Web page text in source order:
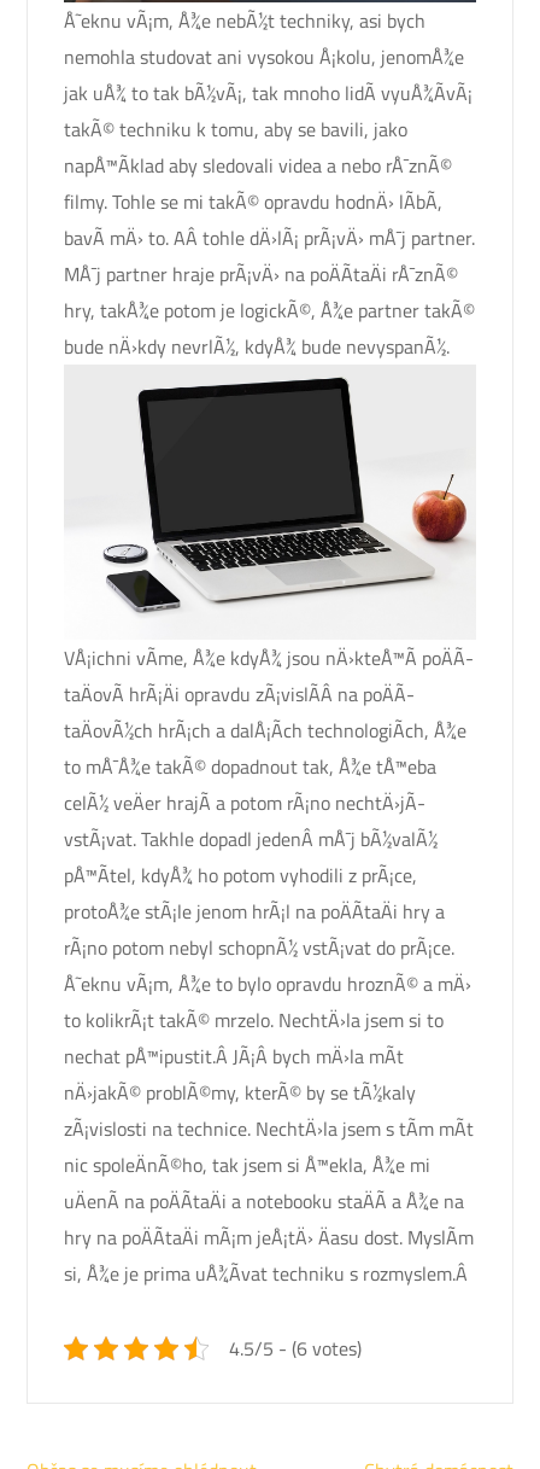
Å˜eknu vÃ¡m, Å¾e nebÃ½t techniky, asi bych
nemohla studovat ani vysokou Å¡kolu, jenomÅ¾e
jak uÅ¾ to tak bÃ½vÃ¡, tak mnoho lidÃ­ vyuÅ¾Ã­vÃ¡
takÃ© techniku k tomu, aby se bavili, jako
napÅ™Ã­klad aby sledovali videa a nebo rÅ¯znÃ©
filmy. Tohle se mi takÃ© opravdu hodnÄ› lÃ­bÃ­,
bavÃ­ mÄ› to. AÂ tohle dÄ›lÃ¡ prÃ¡vÄ› mÅ¯j partner.
MÅ¯j partner hraje prÃ¡vÄ› na poÄÃ­taÄi rÅ¯znÃ©
hry, takÅ¾e potom je logickÃ©, Å¾e partner takÃ©
bude nÄ›kdy nevrlÃ½, kdyÅ¾ bude nevyspanÃ½.
VÅ¡ichni vÃ­me, Å¾e kdyÅ¾ jsou nÄ›kteÅ™Ã­ poÄÃ­
taÄovÃ­ hrÃ¡Äi opravdu zÃ¡vislÃ­Â na poÄÃ­
taÄovÃ½ch hrÃ¡ch a dalÅ¡Ã­ch technologiÃ­ch, Å¾e
to mÅ¯Å¾e takÃ© dopadnout tak, Å¾e tÅ™eba
celÃ½ veÄer hrajÃ­ a potom rÃ¡no nechtÄ›jÃ­
vstÃ¡vat. Takhle dopadl jedenÂ mÅ¯j bÃ½valÃ½
pÅ™Ã­tel, kdyÅ¾ ho potom vyhodili z prÃ¡ce,
protoÅ¾e stÃ¡le jenom hrÃ¡l na poÄÃ­taÄi hry a
rÃ¡no potom nebyl schopnÃ½ vstÃ¡vat do prÃ¡ce.
Å˜eknu vÃ¡m, Å¾e to bylo opravdu hroznÃ© a mÄ›
to kolikrÃ¡t takÃ© mrzelo. NechtÄ›la jsem si to
nechat pÅ™ipustit.Â JÃ¡Â bych mÄ›la mÃ­t
nÄ›jakÃ© problÃ©my, kterÃ© by se tÃ½kaly
zÃ¡vislosti na technice. NechtÄ›la jsem s tÃ­m mÃ­t
nic spoleÄnÃ©ho, tak jsem si Å™ekla, Å¾e mi
uÄenÃ­ na poÄÃ­taÄi a notebooku staÄÃ­ a Å¾e na
hry na poÄÃ­taÄi mÃ¡m jeÅ¡tÄ› Äasu dost. MyslÃ­m
si, Å¾e je prima uÅ¾Ã­vat techniku s rozmyslem.Â
4.5/5 - (6 votes)